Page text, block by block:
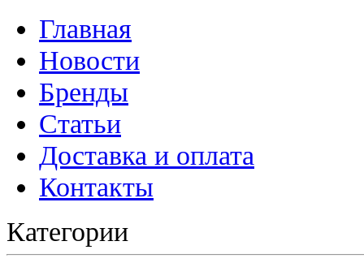
Главная
Новости
Бренды
Статьи
Доставка и оплата
Контакты
Категории